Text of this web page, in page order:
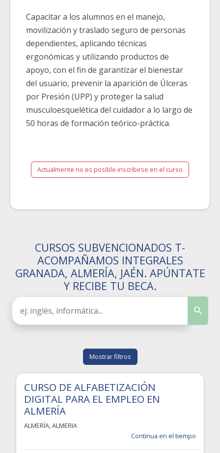
Capacitar a los alumnos en el manejo,
movilización y traslado seguro de personas
dependientes, aplicando técnicas
ergonómicas y utilizando productos de
apoyo, con el fin de garantizar el bienestar
del usuario, prevenir la aparición de Úlceras
por Presión (UPP) y proteger la salud
musculoesquelética del cuidador a lo largo de
50 horas de formación teórico-práctica.
Actualmente no es posible inscribirse en el curso
CURSOS SUBVENCIONADOS T-
ACOMPAÑAMOS INTEGRALES
GRANADA, ALMERÍA, JAÉN. APÚNTATE
Y RECIBE TU BECA.
Mostrar filtros
CURSO DE ALFABETIZACIÓN
DIGITAL PARA EL EMPLEO EN
ALMERÍA
ALMERÍA,ALMERIA
Continua en el tiempo